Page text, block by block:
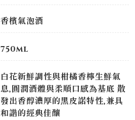
香檳氣泡酒
750ml
白花新鮮調性與柑橘香檸生鮮氣
息,圓潤酒體與柔順口感為基底 散
發出香醇濃厚的黑皮諾特性,兼具
和諧的經典佳釀